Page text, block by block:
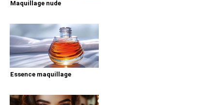
Maquillage nude
Essence maquillage